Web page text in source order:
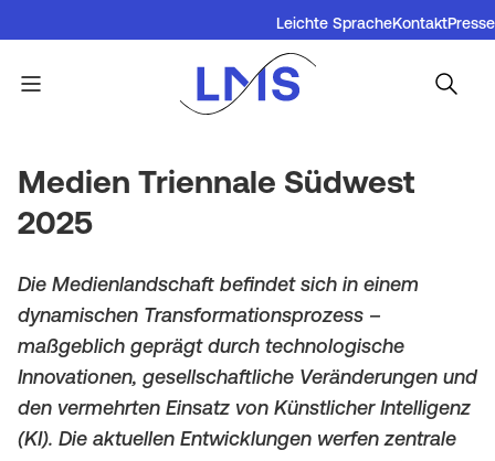
L
i
n
b
r
M
e
n
Leichte SpracheKontaktPresse
g
e
r
m
e
n
f
a
n
a
v
i
Medien Triennale Südwest 2025
Medien Triennale Südwest
2025
Die Medienlandschaft befindet sich in einem
dynamischen Transformationsprozess –
maßgeblich geprägt durch technologische
Innovationen, gesellschaftliche Veränderungen und
den vermehrten Einsatz von Künstlicher Intelligenz
(KI). Die aktuellen Entwicklungen werfen zentrale